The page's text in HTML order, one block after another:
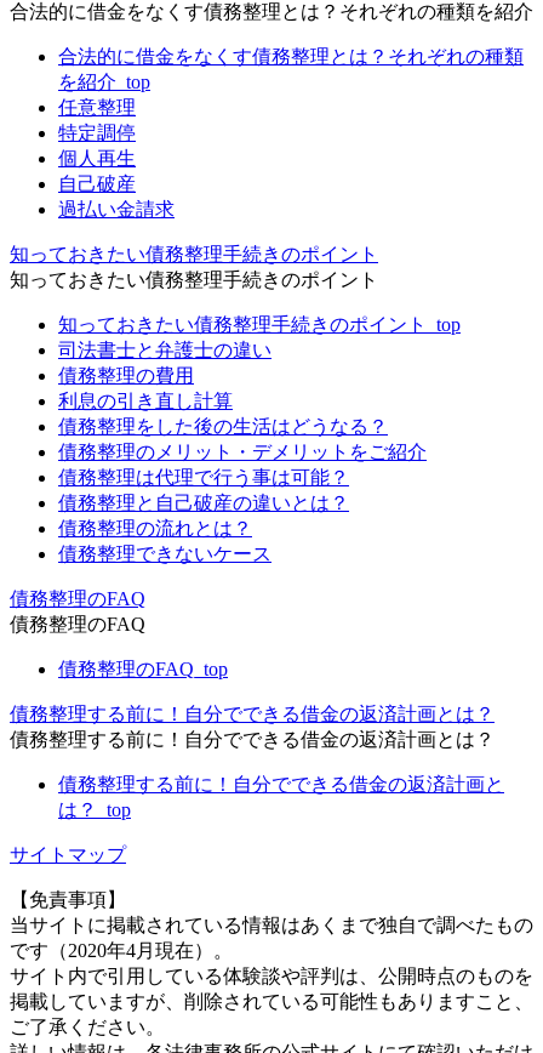
合法的に借金をなくす債務整理とは？それぞれの種類を紹介
合法的に借金をなくす債務整理とは？それぞれの種類
を紹介_top
任意整理
特定調停
個人再生
自己破産
過払い金請求
知っておきたい債務整理手続きのポイント
知っておきたい債務整理手続きのポイント
知っておきたい債務整理手続きのポイント_top
司法書士と弁護士の違い
債務整理の費用
利息の引き直し計算
債務整理をした後の生活はどうなる？
債務整理のメリット・デメリットをご紹介
債務整理は代理で行う事は可能？
債務整理と自己破産の違いとは？
債務整理の流れとは？
債務整理できないケース
債務整理のFAQ
債務整理のFAQ
債務整理のFAQ_top
債務整理する前に！自分でできる借金の返済計画とは？
債務整理する前に！自分でできる借金の返済計画とは？
債務整理する前に！自分でできる借金の返済計画と
は？_top
サイトマップ
【免責事項】
当サイトに掲載されている情報はあくまで独自で調べたもの
です（2020年4月現在）。
サイト内で引用している体験談や評判は、公開時点のものを
掲載していますが、削除されている可能性もありますこと、
ご了承ください。